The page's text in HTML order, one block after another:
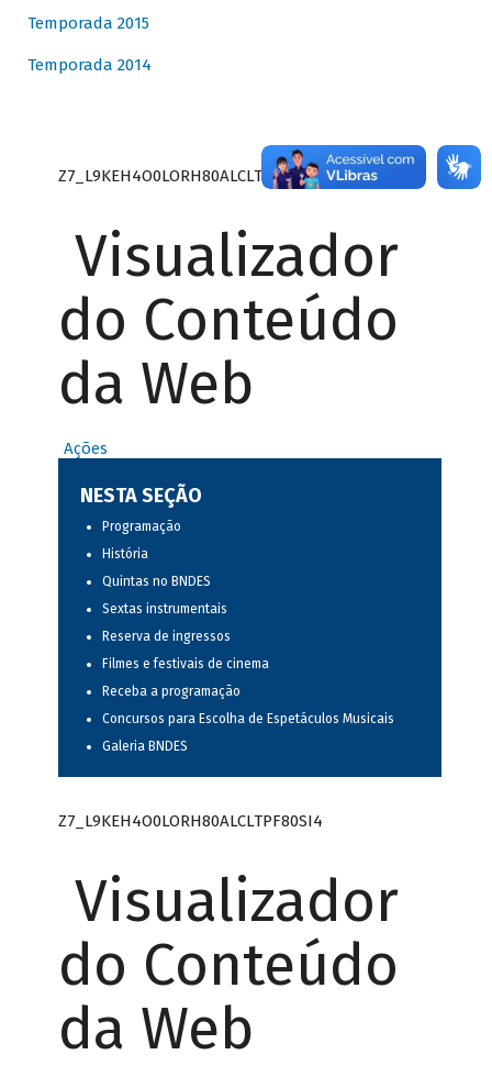
Temporada 2015
Temporada 2014
Z7_L9KEH4O0LORH80ALCLTPF80S27
Visualizador
do Conteúdo
da Web
Ações
NESTA SEÇÃO
Programação
História
Quintas no BNDES
Sextas instrumentais
Reserva de ingressos
Filmes e festivais de cinema
Receba a programação
Concursos para Escolha de Espetáculos Musicais
Galeria BNDES
Z7_L9KEH4O0LORH80ALCLTPF80SI4
Visualizador
do Conteúdo
da Web